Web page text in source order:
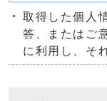
取得した個人
答、またはご
に利用し、そ